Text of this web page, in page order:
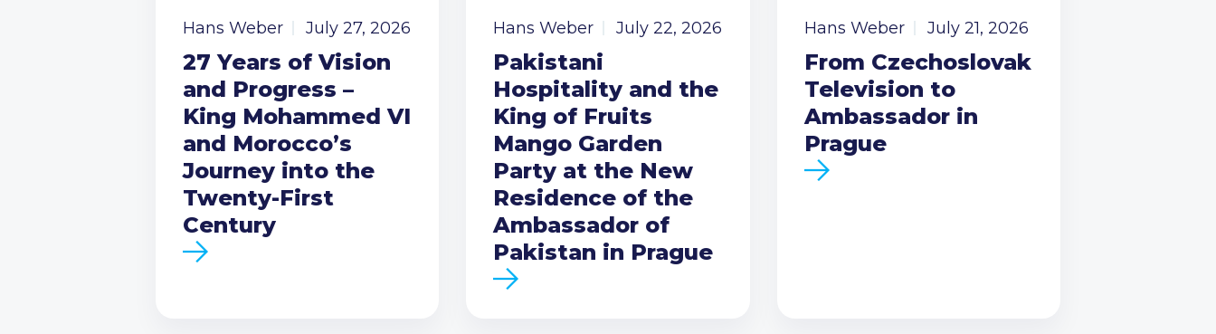
Hans Weber July 27, 2026
27 Years of Vision
and Progress –
King Mohammed VI
and Morocco’s
Journey into the
Twenty-First
Century
Hans Weber July 22, 2026
Pakistani
Hospitality and the
King of Fruits
Mango Garden
Party at the New
Residence of the
Ambassador of
Pakistan in Prague
Hans Weber July 21, 2026
From Czechoslovak
Television to
Ambassador in
Prague